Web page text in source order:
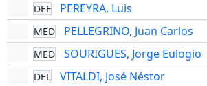
DEF PEREYRA, Luis
MED PELLEGRINO, Juan Carlos
MED SOURIGUES, Jorge Eulogio
DEL VITALDI, José Néstor